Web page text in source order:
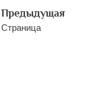
Предыдущая
Страница